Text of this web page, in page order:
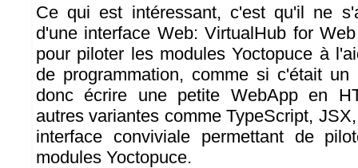
Ce qui est intéressant, c'est qu'il ne
d'une interface Web: VirtualHub for
pour piloter les modules Yoctopuce à
de programmation, comme si c'était
donc écrire une petite WebApp en
autres variantes comme TypeScript,
interface conviviale permettant de
modules Yoctopuce.